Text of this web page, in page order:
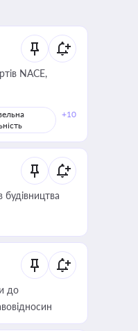
NACE,
+10
будівництва
до